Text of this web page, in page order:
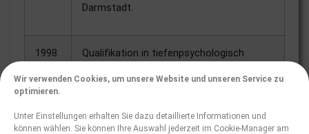
Wir verwenden Cookies, um unsere Website und unseren Service zu
optimieren.
Unter Einstellungen erhalten Sie dazu detaillierte Informationen und
können wählen. Sie können Ihre Auswahl jederzeit im Cookie-Manager am
Darmstadt.
1998
Qualifikation in tiefenpsychologisch
Fachgesellschaft für Tiefenpsychologie
Tiefenpsychologie, Rhein-Eifel, Andernach.